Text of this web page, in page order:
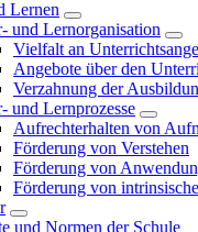
Lernen
und Lernorganisation
Vielfalt an
Angebote über den
Verzahnung der
und Lernprozesse
Aufrechterhalten von
Förderung von Verstehen
Förderung von
Förderung von
und Normen der Schule